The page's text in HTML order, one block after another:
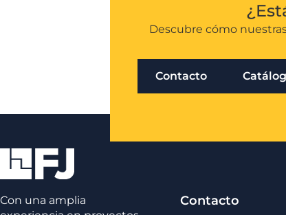
Descubre cómo
Contacto
Con una amplia
Contacto